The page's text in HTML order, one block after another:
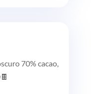
70% cacao,